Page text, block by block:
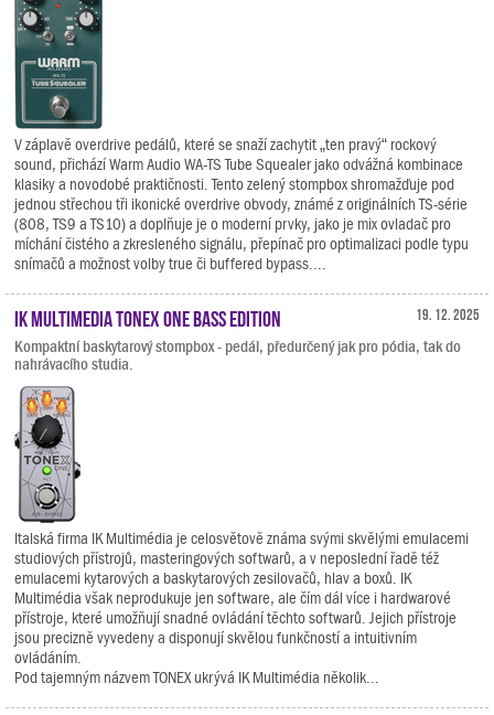
V záplavě overdrive pedálů, které se snaží zachytit „ten pravý“ rockový
sound, přichází Warm Audio WA-TS Tube Squealer jako odvážná kombinace
klasiky a novodobé praktičnosti. Tento zelený stompbox shromažďuje pod
jednou střechou tři ikonické overdrive obvody, známé z originálních TS-série
(808, TS9 a TS10) a doplňuje je o moderní prvky, jako je mix ovladač pro
míchání čistého a zkresleného signálu, přepínač pro optimalizaci podle typu
snímačů a možnost volby true či buffered bypass....
19. 12. 2025
IK Multimedia TONEX ONE Bass Edition
Kompaktní baskytarový stompbox - pedál, předurčený jak pro pódia, tak do
nahrávacího studia.
Italská firma IK Multimédia je celosvětově známa svými skvělými emulacemi
studiových přístrojů, masteringových softwarů, a v neposlední řadě též
emulacemi kytarových a baskytarových zesilovačů, hlav a boxů. IK
Multimédia však neprodukuje jen software, ale čím dál více i hardwarové
přístroje, které umožňují snadné ovládání těchto softwarů. Jejich přístroje
jsou precizně vyvedeny a disponují skvělou funkčností a intuitivním
ovládáním.
Pod tajemným názvem TONEX ukrývá IK Multimédia několik...